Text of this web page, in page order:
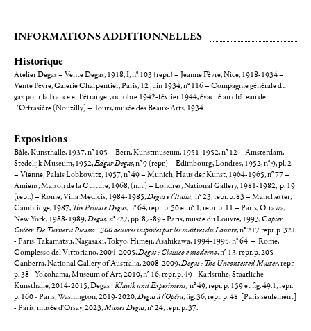
INFORMATIONS ADDITIONNELLES
Historique
Atelier Degas – Vente Degas, 1918, I, n° 103 (repr.) – Jeanne Fèvre, Nice, 1918-1934 –
Vente Fèvre, Galerie Charpentier, Paris, 12 juin 1934, n° 116 – Compagnie générale du
gaz pour la France et l’étranger, octobre 1942-février 1944, évacué au château de
l’Orfrasière (Nouzilly) – Tours, musée des Beaux-Arts, 1934.
Expositions
Bâle, Kunsthalle, 1937, n° 105 – Bern, Kunstmuseum, 1951-1952, n° 12 – Amsterdam,
Stedelijk Museum, 1952,Edgar Degas, n° 9 (repr.) – Edimbourg, Londres, 1952, n° 9, pl. 2
– Vienne, Palais Lobkowitz, 1957, n° 49 – Munich, Haus der Kunst, 1964-1965, n° 77 –
Amiens, Maison de la Culture, 1968, (n.n.) – Londres, National Gallery, 1981-1982, p. 19
(repr.) – Rome, Villa Medicis, 1984-1985,Degas e l'Italia, n° 23, repr. p. 83 – Manchester,
Cambridge, 1987, The Private Degas, n° 64, repr. p. 50 et n° 1, repr. p. 11 – Paris, Ottawa,
New York, 1988-1989,Degas, n° ?27, pp. 87-89 - Paris, musée du Louvre, 1993, Copier.
Crééer. De Turner à Picasso : 300 oeuvres inspirées par les maîtres du Louvre, n° 217 repr. p. 321
- Paris, Takamatsu, Nagasaki, Tokyo, Himeji, Asahikawa, 1994-1995, n° 64 – Rome,
Complesso del Vittoriano, 2004-2005,Degas : Classico e moderno, n° 13, repr. p. 205 -
Canberra, National Gallery of Australia, 2008-2009,Degas : The Uncontested Master, repr.
p. 38 - Yokohama, Museum of Art, 2010, n° 16, repr. p. 49 - Karlsruhe, Staatliche
Kunsthalle, 2014-2015, Degas : Klassik und Experiment, n° 49, repr. p. 159et fig. 49.1, repr.
p. 160-Paris, Washington, 2019-2020,Degas à l'Opéra, fig. 36, repr. p. 48 [Paris seulement]
- Paris, musée d'Orsay, 2023,Manet Degas, n° 24, repr. p. 37.